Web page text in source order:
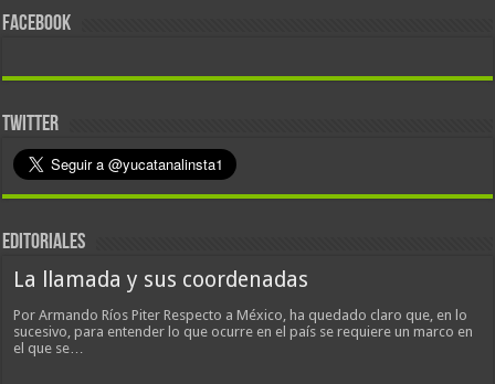
FACEBOOK
TWITTER
EDITORIALES
La llamada y sus coordenadas
Por Armando Ríos Piter Respecto a México, ha quedado claro que, en lo
sucesivo, para entender lo que ocurre en el país se requiere un marco en
el que se…